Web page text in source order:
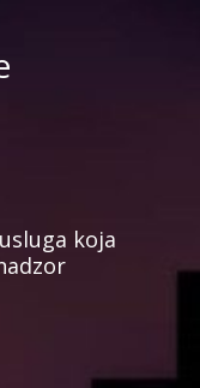
koja